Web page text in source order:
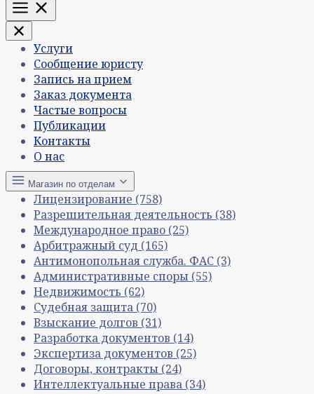
Меню
Услуги
Сообщение юристу
Запись на прием
Заказ документа
Частые вопросы
Публикации
Контакты
О нас
Магазин по отделам
Лицензирование (758)
Разрешительная деятельность (38)
Международное право (25)
Арбитражный суд (165)
Антимонопольная служба. ФАС (3)
Административные споры (55)
Недвижимость (62)
Судебная защита (70)
Взыскание долгов (31)
Разработка документов (14)
Экспертиза документов (25)
Договоры, контракты (24)
Интеллектуальные права (34)